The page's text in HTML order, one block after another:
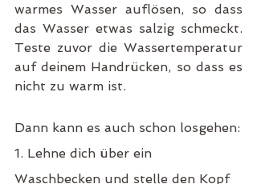
warmes Wasser auflösen, so dass
das Wasser etwas salzig schmeckt.
Teste zuvor die Wassertemperatur
auf deinem Handrücken, so dass es
nicht zu warm ist.
Dann kann es auch schon losgehen:
1. Lehne dich über ein
Waschbecken und stelle den Kopf